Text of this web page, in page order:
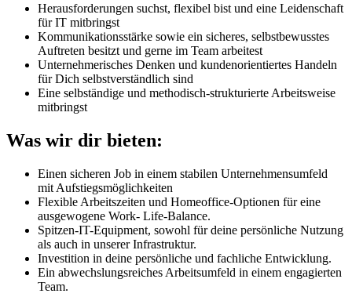
Herausforderungen suchst, flexibel bist und eine Leidenschaft
für IT mitbringst
Kommunikationsstärke sowie ein sicheres, selbstbewusstes
Auftreten besitzt und gerne im Team arbeitest
Unternehmerisches Denken und kundenorientiertes Handeln
für Dich selbstverständlich sind
Eine selbständige und methodisch-strukturierte Arbeitsweise
mitbringst
Was wir dir bieten:
Einen sicheren Job in einem stabilen Unternehmensumfeld
mit Aufstiegsmöglichkeiten
Flexible Arbeitszeiten und Homeoffice-Optionen für eine
ausgewogene Work- Life-Balance.
Spitzen-IT-Equipment, sowohl für deine persönliche Nutzung
als auch in unserer Infrastruktur.
Investition in deine persönliche und fachliche Entwicklung.
Ein abwechslungsreiches Arbeitsumfeld in einem engagierten
Team.